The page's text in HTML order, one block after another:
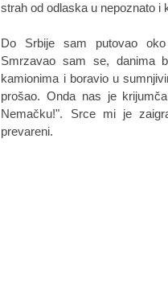
strah od odlaska u nepoznato i
Do Srbije sam putovao
Smrzavao sam se, danima
kamionima i boravio u
prošao. Onda nas je
Nemačku!". Srce mi je
prevareni.